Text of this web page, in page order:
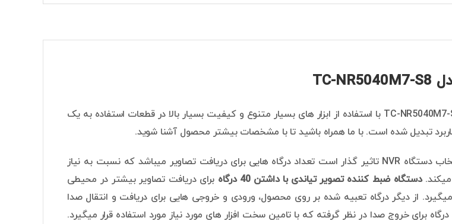
دستگاه ضبط تصویر تیاندی مدل TC-NR5040M7-S8 با استفاده از ابزار های بسیار متنوع و کیفیت بسیار بالا در قطعات استفاده به یک
تبدیل شده است. با ما همراه باشید تا با مشخصات بیشتر محصول آشنا شوید.
از مهم ترین گزینه هایی که در انتخاب دستگاه NVR تاثیر گذار است تعداد درگاه هایی برای دریافت تصاویر میباشد که نسبت به نیاز
میکند.دستگاه ضبط کننده تصویر تیاندی با داشتن 40 درگاه
برای دریافت تصاویر بیشتر در محیطی
میگیرد. از دیگر درگاه تعبیه شده بر روی محصول، ورودی و خروجی هایی برای دریافت و انتقال صدا
میباشد که 1 درگاه برای دریافت و 2 درگاه برای خروج صدا در نظر گرفته که با تامین سخت افزار های مورد نیاز مورد استفاده قرار میگیرد.